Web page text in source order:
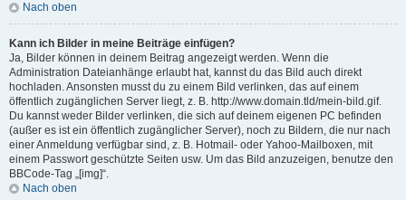
Nach oben
Kann ich Bilder in meine Beiträge einfügen?
Ja, Bilder können in deinem Beitrag angezeigt werden. Wenn die
Administration Dateianhänge erlaubt hat, kannst du das Bild auch direkt
hochladen. Ansonsten musst du zu einem Bild verlinken, das auf einem
öffentlich zugänglichen Server liegt, z. B. http://www.domain.tld/mein-bild.gif.
Du kannst weder Bilder verlinken, die sich auf deinem eigenen PC befinden
(außer es ist ein öffentlich zugänglicher Server), noch zu Bildern, die nur nach
einer Anmeldung verfügbar sind, z. B. Hotmail- oder Yahoo-Mailboxen, mit
einem Passwort geschützte Seiten usw. Um das Bild anzuzeigen, benutze den
BBCode-Tag „[img]“.
Nach oben